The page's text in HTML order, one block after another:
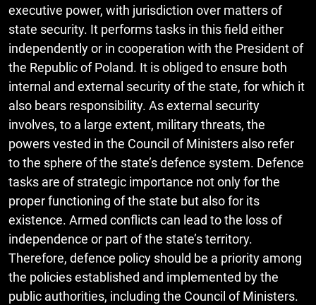
executive power, with jurisdiction over matters of
state security. It performs tasks in this field either
independently or in cooperation with the President of
the Republic of Poland. It is obliged to ensure both
internal and external security of the state, for which it
also bears responsibility. As external security
involves, to a large extent, military threats, the
powers vested in the Council of Ministers also refer
to the sphere of the state’s defence system. Defence
tasks are of strategic importance not only for the
proper functioning of the state but also for its
existence. Armed conflicts can lead to the loss of
independence or part of the state’s territory.
Therefore, defence policy should be a priority among
the policies established and implemented by the
public authorities, including the Council of Ministers.